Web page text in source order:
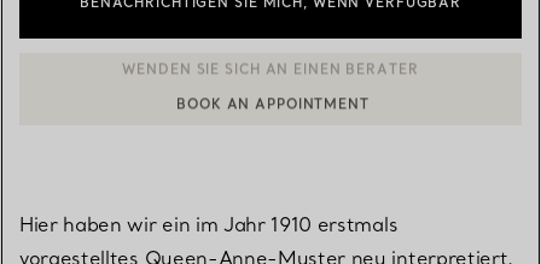
EINEN KUNDENBERATER KONTAKTIEREN ODER EINEN
Hier haben wir ein im Jahr 1910 erstmals
vorgestelltes Queen-Anne-Muster neu interpretiert.